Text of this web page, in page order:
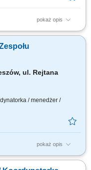
pokaż opis
w segmencie producentów
rozwijanie relacji z
procesem sprzedaży.
ul. Rejtana
/ menedżer /
pokaż opis
biznesu opartego o